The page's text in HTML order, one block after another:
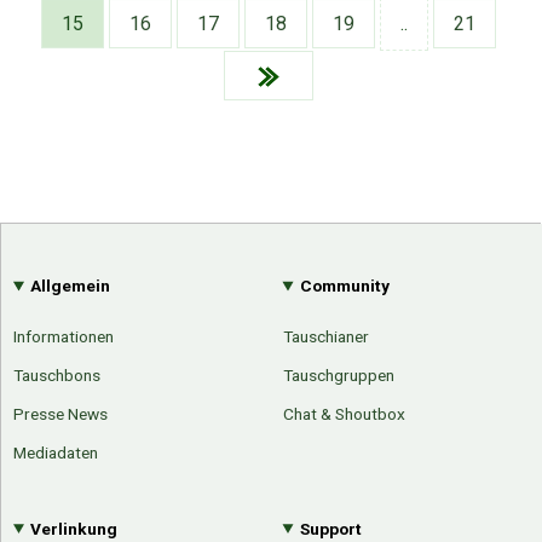
Google Neu hier?
Mediadaten
Erweitere Suche
15 16 17 18 19 .. 21
Allgemein
Informationen
Tauschbons
Presse News
Mediadaten
Community
Tauschianer
Tauschgruppen
Chat & Shoutbox
Verlinkung Support